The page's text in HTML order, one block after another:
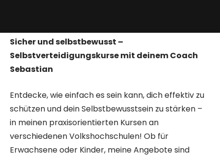
Sicher und selbstbewusst –
Selbstverteidigungskurse mit deinem Coach
Sebastian
Entdecke, wie einfach es sein kann, dich effektiv zu
schützen und dein Selbstbewusstsein zu stärken –
in meinen praxisorientierten Kursen an
verschiedenen Volkshochschulen! Ob für
Erwachsene oder Kinder, meine Angebote sind